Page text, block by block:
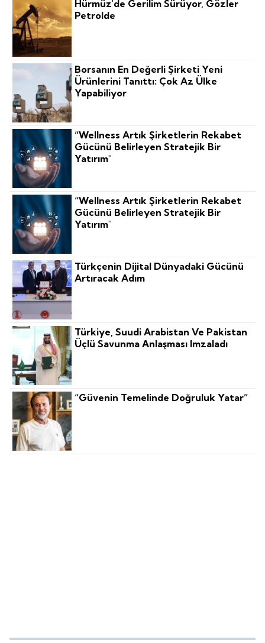
Hürmüz'de Gerilim Sürüyor, Gözler
Petrolde
Borsanın En Değerli Şirketi Yeni
Ürünlerini Tanıttı: Çok Az Ülke
Yapabiliyor
“Wellness Artık Şirketlerin Rekabet
Gücünü Belirleyen Stratejik Bir
Yatırım"
“Wellness Artık Şirketlerin Rekabet
Gücünü Belirleyen Stratejik Bir
Yatırım"
Türkçenin Dijital Dünyadaki Gücünü
Artıracak Adım
Türkiye, Suudi Arabistan Ve Pakistan
Üçlü Savunma Anlaşması Imzaladı
“Güvenin Temelinde Doğruluk Yatar”